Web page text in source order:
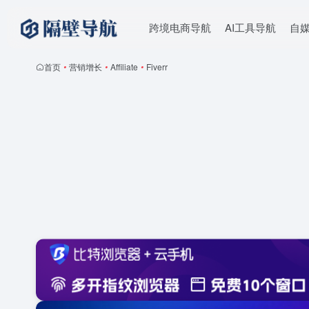
跨境电商导航 AI工具导航 自
首页 • 营销增长 • Affiliate • Fiverr